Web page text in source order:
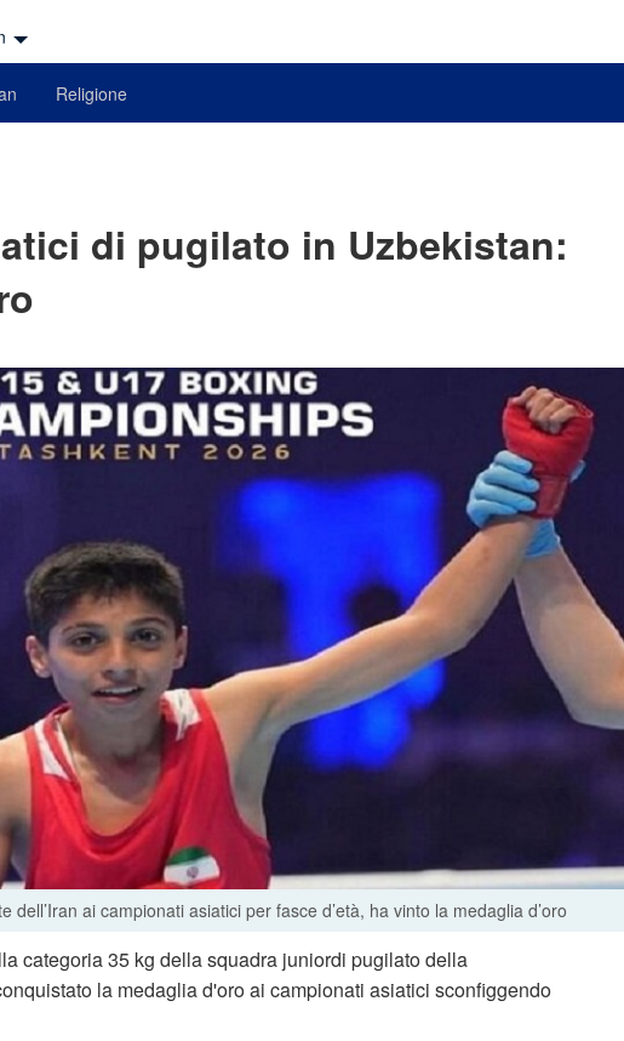
Religione
di pugilato in Uzbekistan:
dell’Iran ai campionati asiatici per fasce d’età, ha vinto la medaglia d’oro
categoria 35 kg della squadra juniordi pugilato della
la medaglia d'oro ai campionati asiatici sconfiggendo